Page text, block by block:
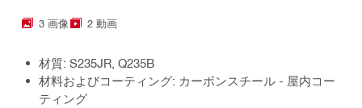
3 画像 2 動画
材質: S235JR, Q235B
材料およびコーティング: カーボンスチール - 屋内コー
ティング